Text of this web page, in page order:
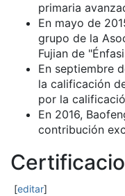
primaria
En mayo de
grupo de la
Fujian de
En septiembre
la calificación
por la
En 2016,
contribución
[editar]